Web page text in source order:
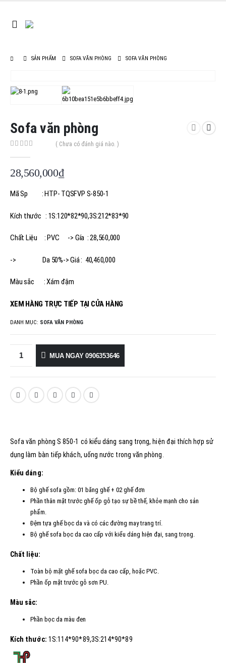
SẢN PHẨM SOFA VĂN PHÒNG SOFA VĂN PHÒNG
Sofa văn phòng
( Chưa có đánh giá nào. )
28,560,000₫
Mã Sp : HTP- TQSFVP S-850-1
Kích thước : 1S:120*82*90,3S:212*83*90
Chất Liệu : PVC -> Gía : 28,560,000
-> Da 50%-> Giá : 40,460,000
Màu sắc : Xám đậm
XEM HÀNG TRỰC TIẾP TẠI CỬA HÀNG
DANH MỤC: SOFA VĂN PHÒNG
MUA NGAY 0906353646
Sofa văn phòng S 850-1 có kiểu dáng sang trọng, hiện đại thích hợp sử
dụng làm bàn tiếp khách, uống nước trong văn phòng.
Kiểu dáng:
Bộ ghế sofa gồm: 01 băng ghế + 02 ghế đơn
Phần thân mặt trước ghế ốp gỗ tạo sự bề thế, khỏe mạnh cho sản
phẩm.
Đệm tựa ghế bọc da và có các đường may trang trí.
Bộ ghế sofa bọc da cao cấp với kiểu dáng hiện đại, sang trọng.
Chất liệu:
Toàn bộ mặt ghế sofa bọc da cao cấp, hoặc PVC.
Phần ốp mặt trước gỗ sơn PU.
Màu sắc:
Phần bọc da màu đen
Kích thước: 1S:114*90*89,3S:214*90*89